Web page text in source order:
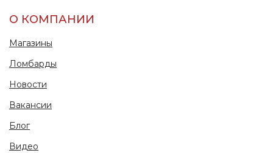
О КОМПАНИИ
Магазины
Ломбарды
Новости
Вакансии
Блог
Видео